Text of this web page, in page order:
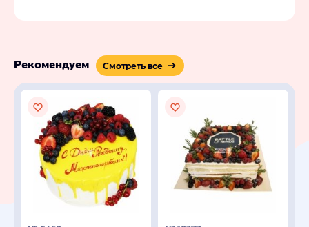
Рекомендуем Смотреть все